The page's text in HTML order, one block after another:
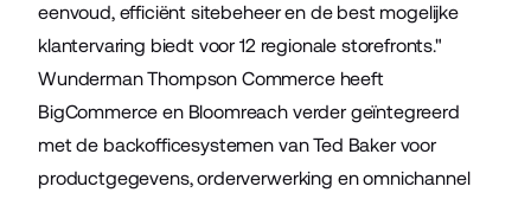
eenvoud, efficiënt sitebeheer en de best mogelijke
klantervaring biedt voor 12 regionale storefronts."
Wunderman Thompson Commerce heeft
BigCommerce en Bloomreach verder geïntegreerd
met de backofficesystemen van Ted Baker voor
productgegevens, orderverwerking en omnichannel